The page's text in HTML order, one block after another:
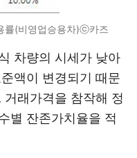
률(비영업승용차)ⓒ카즈
차량의 시세가 낮아
액이 변경되기 때문
래가격을 참작해 정
별 잔존가치율을 적